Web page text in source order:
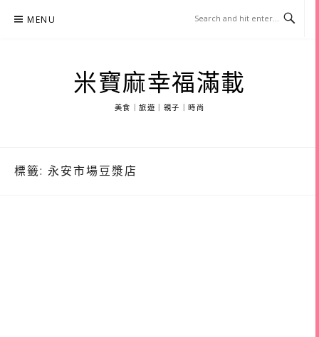
MENU
米寶麻幸福滿載
美食｜旅遊｜親子｜時尚
標籤: 永安市場豆漿店